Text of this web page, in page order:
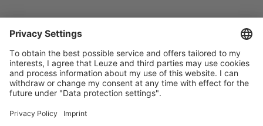
The Sensor People
Quick links
Lettre d'information